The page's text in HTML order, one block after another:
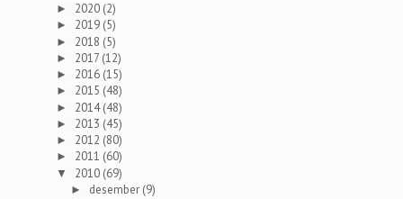
► 2020 (2)
► 2019 (5)
► 2018 (5)
► 2017 (12)
► 2016 (15)
► 2015 (48)
► 2014(48)
► 2013 (45)
► 2012 (80)
► 2011 (60)
▼ 2010 (69)
► desember (9)